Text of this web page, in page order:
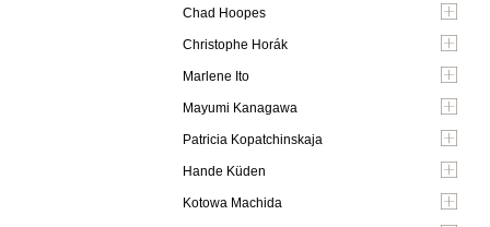
Chad Hoopes
Christophe Horák
Marlene Ito
Mayumi Kanagawa
Patricia Kopatchinskaja
Hande Küden
Kotowa Machida